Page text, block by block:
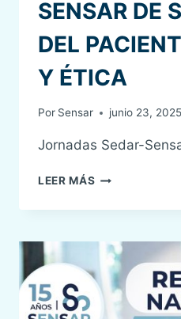
SENSAR DE
DEL
Y ÉTICA
Por Sensar junio 23, 2025
Jornadas Sedar-
LEER MÁS
SEDAR-
DE
SEGURIDAD
DEL
PACIENTE,
CALIDAD